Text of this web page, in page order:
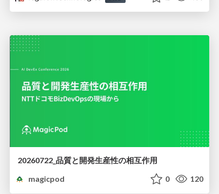
20260722_品質と開発生産性の相互作用
magicpod
0 120